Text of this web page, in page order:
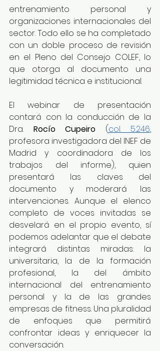
entrenamiento personal y
organizaciones internacionales del
sector. Todo ello se ha completado
con un doble proceso de revisión
en el Pleno del Consejo COLEF, lo
que otorga al documento una
legitimidad técnica e institucional.
El webinar de presentación
contará con la conducción de la
Dra. Rocío Cupeiro (col. 5.246,
profesora investigadora del INEF de
Madrid y coordinadora de los
trabajos del informe), quien
presentará las claves del
documento y moderará las
intervenciones. Aunque el elenco
completo de voces invitadas se
desvelará en el propio evento, sí
podemos adelantar que el debate
integrará distintas miradas: la
universitaria, la de la formación
profesional, la del ámbito
internacional del entrenamiento
personal y la de las grandes
empresas de fitness. Una pluralidad
de enfoques que permitirá
confrontar ideas y enriquecer la
conversación.